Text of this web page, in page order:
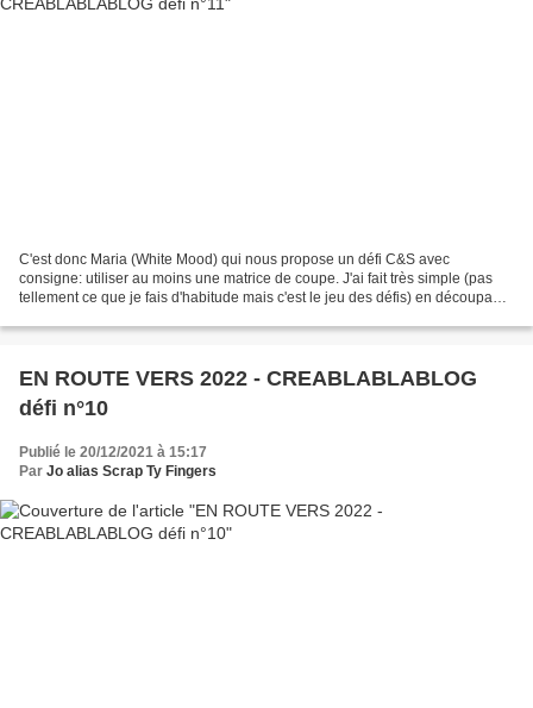
C'est donc Maria (White Mood) qui nous propose un défi C&S avec
consigne: utiliser au moins une matrice de coupe. J'ai fait très simple (pas
tellement ce que je fais d'habitude mais c'est le jeu des défis) en découpant
EN ROUTE VERS 2022 - CREABLABLABLOG
défi n°10
Publié le 20/12/2021 à 15:17
Par Jo alias Scrap Ty Fingers